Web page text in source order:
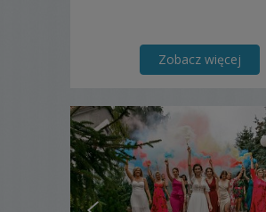
Zobacz więcej